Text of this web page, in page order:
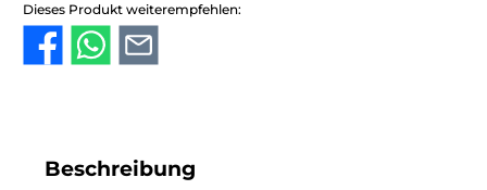
Dieses Produkt weiterempfehlen:
Beschreibung